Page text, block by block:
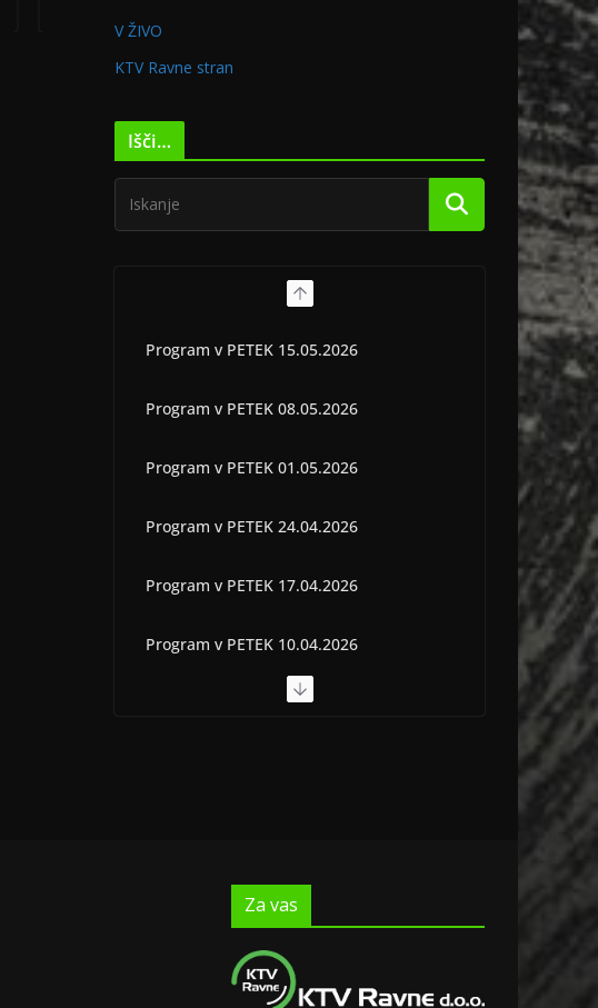
V ŽIVO
KTV Ravne stran
Išči…
Program v PETEK 15.05.2026
Program v PETEK 08.05.2026
Program v PETEK 01.05.2026
Program v PETEK 24.04.2026
Program v PETEK 17.04.2026
Program v PETEK 10.04.2026
Program v PETEK 03.04.2026
Za vas